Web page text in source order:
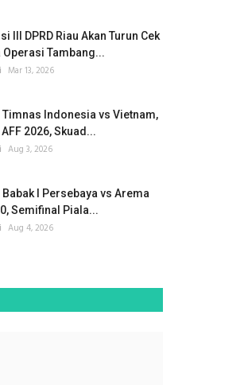
III DPRD Riau Akan Turun Cek
Operasi Tambang...
Mar 13, 2026
Timnas Indonesia vs Vietnam,
2026, Skuad...
Aug 3, 2026
Babak I Persebaya vs Arema
Semifinal Piala...
Aug 4, 2026